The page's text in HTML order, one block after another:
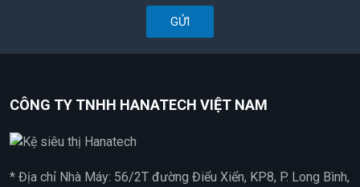
GỬI
CÔNG TY TNHH HANATECH VIỆT NAM
* Địa chỉ Nhà Máy: 56/2T đường Điểu Xiển, KP8, P. Long Bình,